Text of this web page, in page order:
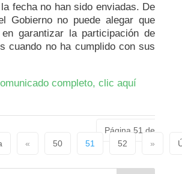
fecha no han sido enviadas. De
Gobierno no puede alegar que
garantizar la participación de
cuando no ha cumplido con sus
completo, clic aquí
Página 51 de
« 50 51 52 »